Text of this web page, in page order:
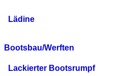
Lädine
Bootsbau/Werften
Lackierter Bootsrumpf